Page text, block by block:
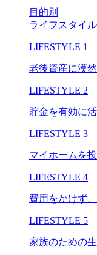
⽬的別
ライフスタイル
LIFESTYLE 1
老後資産に漠
LIFESTYLE 2
貯金を有効に
LIFESTYLE 3
マイホームを
LIFESTYLE 4
費用をかけず
LIFESTYLE 5
家族のための